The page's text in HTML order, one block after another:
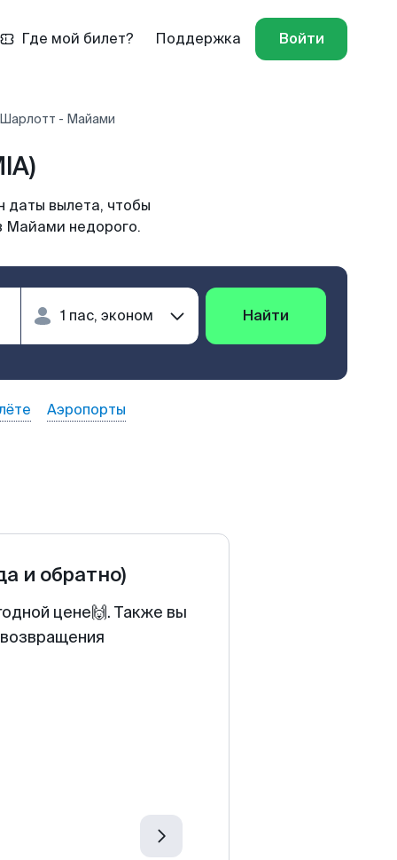
Где мой билет? Поддержка Войти
- Майами
даты вылета, чтобы
Майами недорого.
Найти
Аэропорты
и обратно)
цене🙌. Также вы